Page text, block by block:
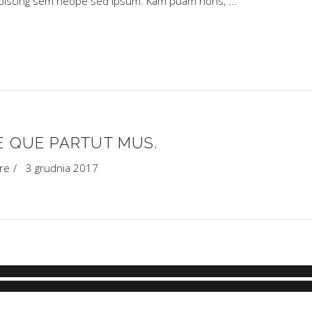
QUE PARTUT MUS.
3 grudnia 2017